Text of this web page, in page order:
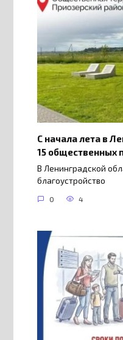
С начала лета в
15 общественных
В Ленинградской
благоустройство
0 4